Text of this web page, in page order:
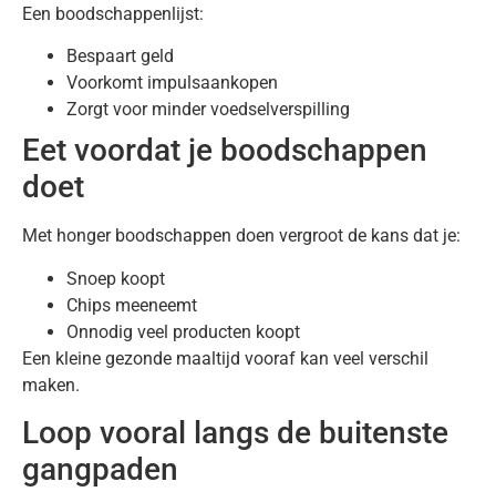
Een boodschappenlijst:
Bespaart geld
Voorkomt impulsaankopen
Zorgt voor minder voedselverspilling
Eet voordat je boodschappen
doet
Met honger boodschappen doen vergroot de kans dat je:
Snoep koopt
Chips meeneemt
Onnodig veel producten koopt
Een kleine gezonde maaltijd vooraf kan veel verschil
maken.
Loop vooral langs de buitenste
gangpaden